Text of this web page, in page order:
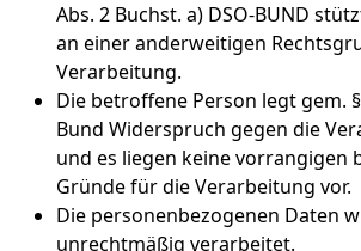
Abs. 2 Buchst. a) DSO-BUND
an einer anderweitigen
Verarbeitung.
Die betroffene Person legt gem. §
Bund Widerspruch gegen die
und es liegen keine vorrangigen
Gründe für die Verarbeitung vor.
Die personenbezogenen Daten
unrechtmäßig verarbeitet.